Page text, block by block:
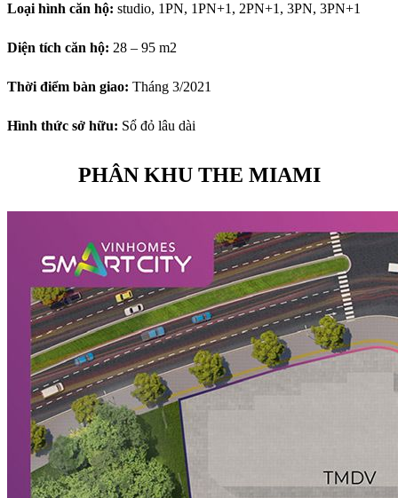
Loại hình căn hộ: studio, 1PN, 1PN+1, 2PN+1, 3PN, 3PN+1
Diện tích căn hộ: 28 – 95 m2
Thời điểm bàn giao: Tháng 3/2021
Hình thức sở hữu: Sổ đỏ lâu dài
PHÂN KHU THE MIAMI